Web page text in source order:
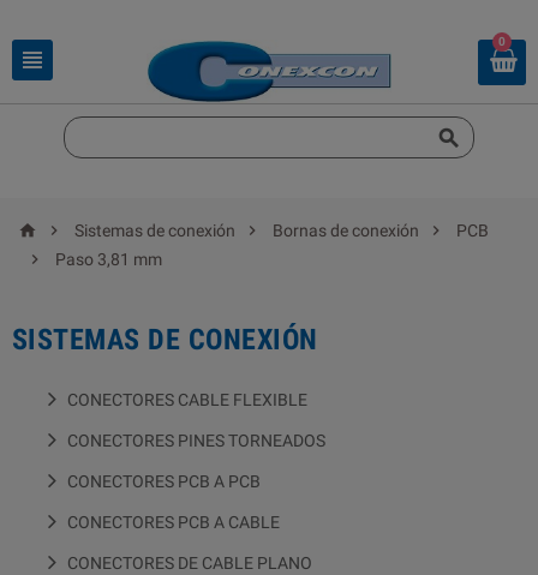

0

  Sistemas de conexión  Bornas de conexión 
PCB

Paso 3,81 mm
SISTEMAS DE CONEXIÓN
CONECTORES CABLE FLEXIBLE
CONECTORES PINES TORNEADOS
CONECTORES PCB A PCB
CONECTORES PCB A CABLE
CONECTORES DE CABLE PLANO